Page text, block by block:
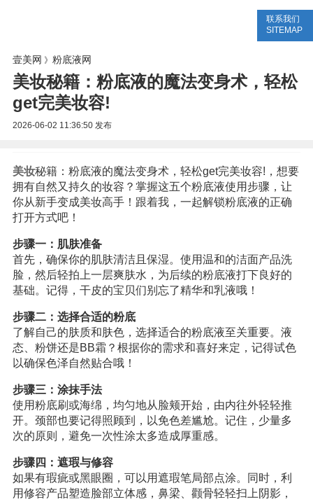
联系我们
SITEMAP
壹美网 》 粉底液网
美妆秘籍：粉底液的魔法变身术，轻松
get完美妆容!
2026-06-02 11:36:50发布
美妆秘籍：粉底液的魔法变身术，轻松get完美妆容!，想要
拥有自然又持久的妆容？掌握这五个粉底液使用步骤，让
你从新手变成美妆高手！跟着我，一起解锁粉底液的正确
打开方式吧！
步骤一：肌肤准备
首先，确保你的肌肤清洁且保湿。使用温和的洁面产品洗
脸，然后轻拍上一层爽肤水，为后续的粉底液打下良好的
基础。记得，干皮的宝贝们别忘了精华和乳液哦！
步骤二：选择合适的粉底
了解自己的肤质和肤色，选择适合的粉底液至关重要。液
态、粉饼还是BB霜？根据你的需求和喜好来定，记得试色
以确保色泽自然贴合哦！
步骤三：涂抹手法
使用粉底刷或海绵，均匀地从脸颊开始，由内往外轻轻推
开。颈部也要记得照顾到，以免色差尴尬。记住，少量多
次的原则，避免一次性涂太多造成厚重感。
步骤四：遮瑕与修容
如果有瑕疵或黑眼圈，可以用遮瑕笔局部点涂。同时，利
用修容产品塑造脸部立体感，鼻梁、颧骨轻轻扫上阴影，